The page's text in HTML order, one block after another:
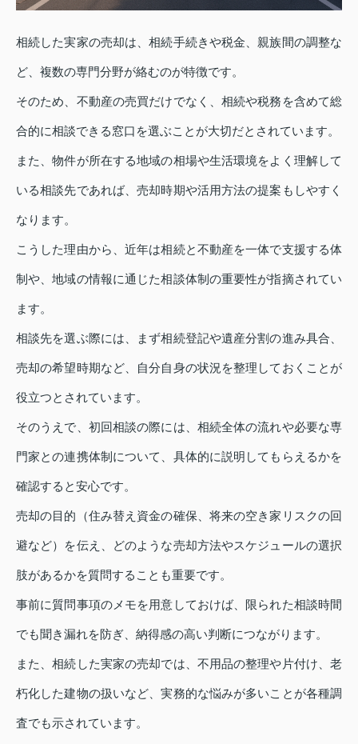
相続した実家の売却は、相続手続きや税金、親族間の調整な
ど、複数の専門分野が絡むのが特徴です。
そのため、不動産の売買だけでなく、相続や税務を含めて総
合的に相談できる窓口を選ぶことが大切だとされています。
また、物件が所在する地域の相場や生活環境をよく理解して
いる相談先であれば、売却時期や活用方法の提案もしやすく
なります。
こうした理由から、近年は相続と不動産を一体で支援する体
制や、地域の情報に通じた相談体制の重要性が指摘されてい
ます。
相談先を選ぶ際には、まず相続登記や遺産分割の進み具合、
売却の希望時期など、自分自身の状況を整理しておくことが
役立つとされています。
そのうえで、初回相談の際には、相続全体の流れや必要な専
門家との連携体制について、具体的に説明してもらえるかを
確認すると安心です。
売却の目的（住み替え資金の確保、将来の空き家リスクの回
避など）を伝え、どのような売却方法やスケジュールの選択
肢があるかを質問することも重要です。
事前に質問事項のメモを用意しておけば、限られた相談時間
でも聞き漏れを防ぎ、納得感の高い判断につながります。
また、相続した実家の売却では、不用品の整理や片付け、老
朽化した建物の扱いなど、実務的な悩みが多いことが各種調
査でも示されています。